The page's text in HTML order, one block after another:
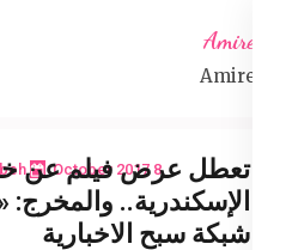
content
Amireta
Amireta
8 October 2017
تعطل عرض فيلم عن
الإسكندرية..
شبكة سبح الاخبارية